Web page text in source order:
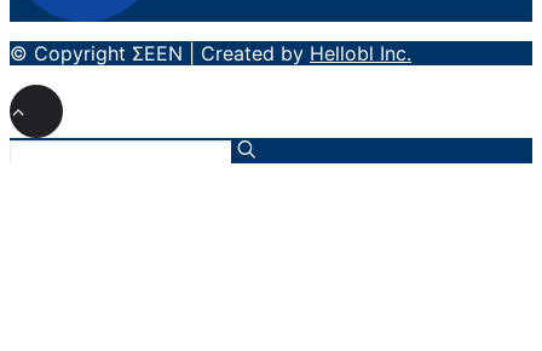
© Copyright ΣΕΕΝ | Created by Hellobl Inc.